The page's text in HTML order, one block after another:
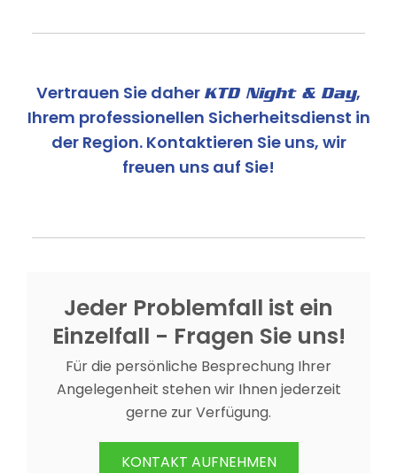
Vertrauen Sie daher KTD Night & Day,
Ihrem professionellen Sicherheitsdienst in
der Region. Kontaktieren Sie uns, wir
freuen uns auf Sie!
Jeder Problemfall ist ein
Einzelfall - Fragen Sie uns!
Für die persönliche Besprechung Ihrer
Angelegenheit stehen wir Ihnen jederzeit
gerne zur Verfügung.
KONTAKT AUFNEHMEN